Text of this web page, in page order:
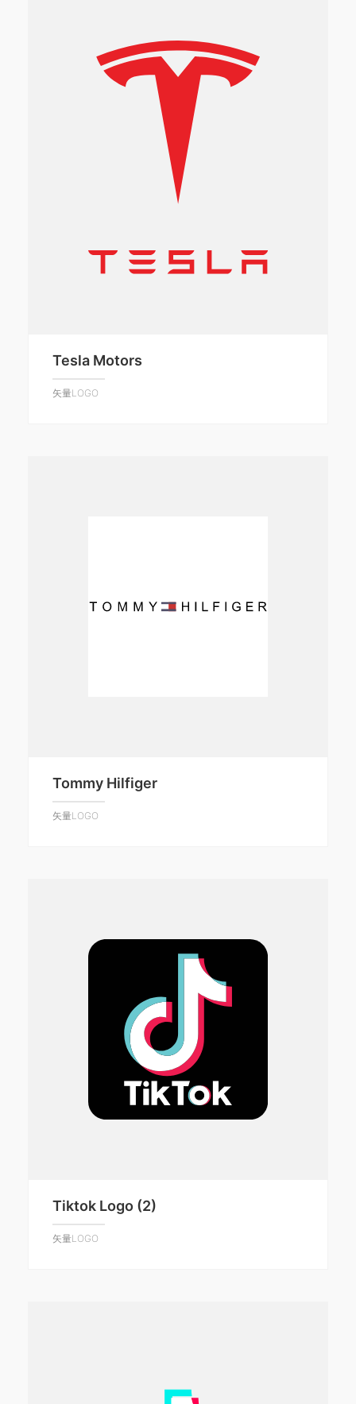
Tesla Motors
矢量LOGO
Tommy Hilfiger
矢量LOGO
Tiktok Logo (2)
矢量LOGO